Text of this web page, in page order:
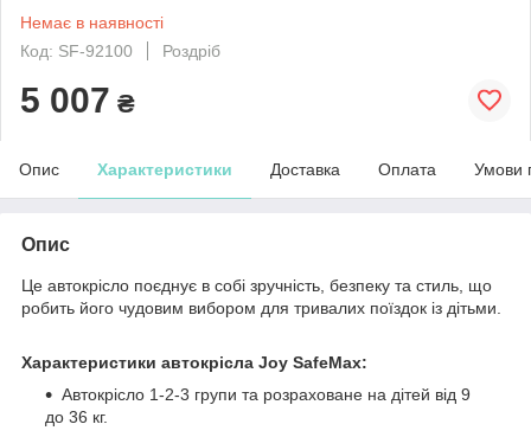
Немає в наявності
Код: SF-92100
Роздріб
5 007 ₴
Опис Характеристики Доставка Оплата Умови
Опис
Це автокрісло поєднує в собі зручність, безпеку та стиль, що
робить його чудовим вибором для тривалих поїздок із дітьми.
Характеристики автокрісла Joy SafeMax:
Автокрісло 1-2-3 групи та розраховане на дітей від 9
до 36 кг.